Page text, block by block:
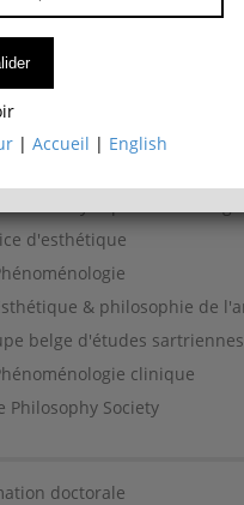
& plans
du Département de
d'esthétique
& philosophie de
belge d'études sartriennes
clinique
Philosophy Society
doctorale
|Accueil | English